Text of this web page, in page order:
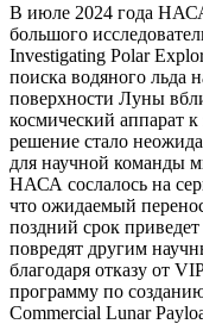
В июле 2024 года НАСА
большого
Investigating Polar
поиска водяного льда
поверхности Луны
космический аппарат
решение стало
для научной команды
НАСА сослалось на
что ожидаемый
поздний срок
повредят другим
благодаря отказу от
программу по
Commercial Lunar